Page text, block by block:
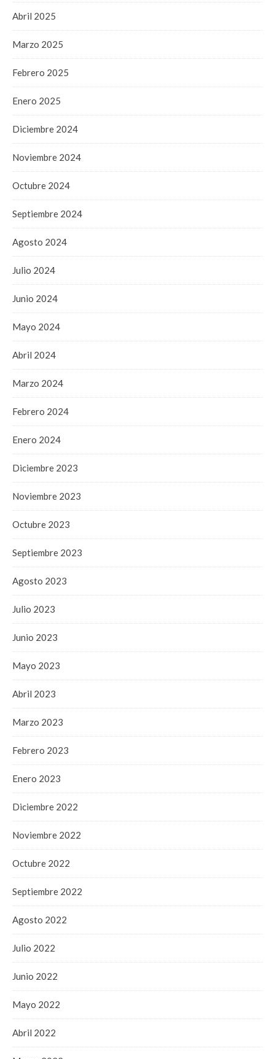
Abril 2025
Marzo 2025
Febrero 2025
Enero 2025
Diciembre 2024
Noviembre 2024
Octubre 2024
Septiembre 2024
Agosto 2024
Julio 2024
Junio 2024
Mayo 2024
Abril 2024
Marzo 2024
Febrero 2024
Enero 2024
Diciembre 2023
Noviembre 2023
Octubre 2023
Septiembre 2023
Agosto 2023
Julio 2023
Junio 2023
Mayo 2023
Abril 2023
Marzo 2023
Febrero 2023
Enero 2023
Diciembre 2022
Noviembre 2022
Octubre 2022
Septiembre 2022
Agosto 2022
Julio 2022
Junio 2022
Mayo 2022
Abril 2022